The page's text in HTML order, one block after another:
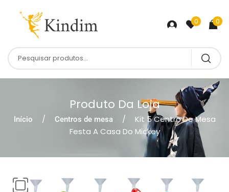
0 0
Produto Da Loja
Início Centros de mesa
Kit 5 Centro De Mesa
Festa A Casa Do Mickey